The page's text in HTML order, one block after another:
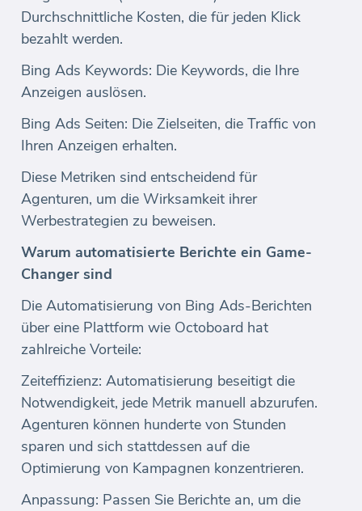
Durchschnittliche Kosten, die für jeden Klick
bezahlt werden.
Bing Ads Keywords: Die Keywords, die Ihre
Anzeigen auslösen.
Bing Ads Seiten: Die Zielseiten, die Traffic von
Ihren Anzeigen erhalten.
Diese Metriken sind entscheidend für
Agenturen, um die Wirksamkeit ihrer
Werbestrategien zu beweisen.
Warum automatisierte Berichte ein Game-
Changer sind
Die Automatisierung von Bing Ads-Berichten
über eine Plattform wie Octoboard hat
zahlreiche Vorteile:
Zeiteffizienz: Automatisierung beseitigt die
Notwendigkeit, jede Metrik manuell abzurufen.
Agenturen können hunderte von Stunden
sparen und sich stattdessen auf die
Optimierung von Kampagnen konzentrieren.
Anpassung: Passen Sie Berichte an, um die